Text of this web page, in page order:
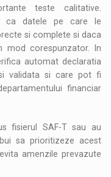
teste calitative.
ca datele pe care le
si complete si daca
mod corespunzator. In
automat declaratia
validata si care pot fi
financiar
fisierul SAF-T sau au
sa prioritizeze acest
amenzile prevazute